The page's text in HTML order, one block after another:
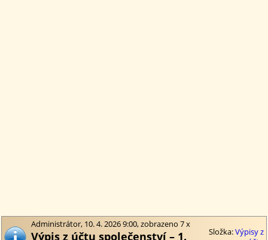
Administrátor, 10. 4. 2026 9:00, zobrazeno 7 x
Výpis z účtu společenství – 1. Složka:Výpisy z